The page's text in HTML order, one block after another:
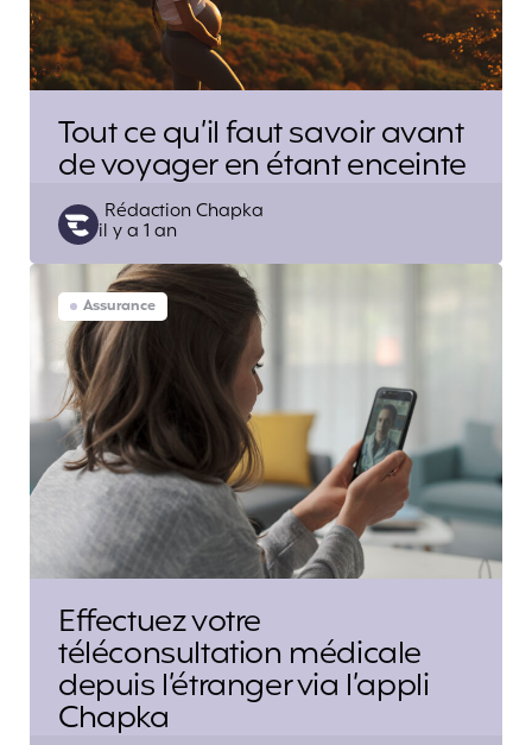
Tout ce qu’il faut savoir avant
de voyager en étant enceinte
Posted
by
Rédaction Chapka
il y a 1 an
Assurance
Effectuez votre
téléconsultation médicale
depuis l’étranger via l’appli
Chapka